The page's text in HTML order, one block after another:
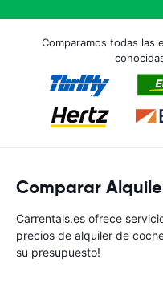
Comparamos todas las
Comparar
Carrentals.es ofrece
precios de alquiler de
su presupuesto!